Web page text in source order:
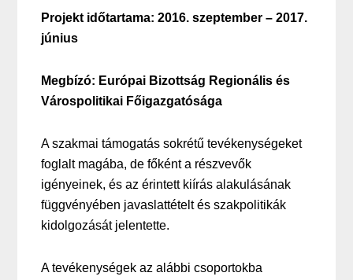
Projekt időtartama: 2016. szeptember – 2017.
június
Megbízó: Európai Bizottság Regionális és
Várospolitikai Főigazgatósága
A szakmai támogatás sokrétű tevékenységeket
foglalt magába, de főként a részvevők
igényeinek, és az érintett kiírás alakulásának
függvényében javaslattételt és szakpolitikák
kidolgozását jelentette.
A tevékenységek az alábbi csoportokba